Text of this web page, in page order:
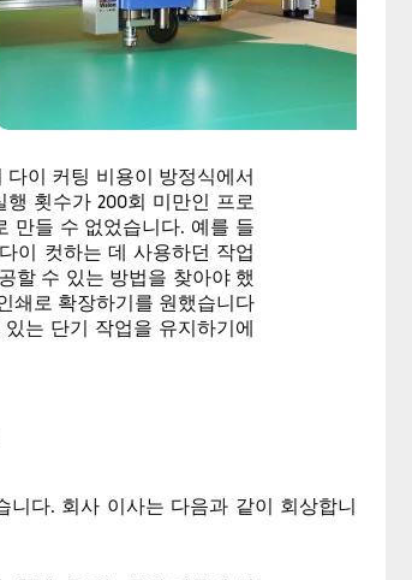
이 커팅 비용이 방정식에서
횟수가 200회 미만인 프로
만들 수 없었습니다. 예를 들
이 컷하는 데 사용하던 작업
할 수 있는 방법을 찾아야 했
쇄로 확장하기를 원했습니다
는 단기 작업을 유지하기에
니다. 회사 이사는 다음과 같이 회상합니